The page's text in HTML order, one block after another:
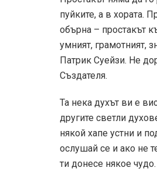
пуйките, а в хората.
обърна – простакът
умният, грамотният,
Патрик Суейзи. Не
Създателя.
Та нека духът ви е
другите светли
някой хапе устни и
ослушай се и ако не
ти донесе някое